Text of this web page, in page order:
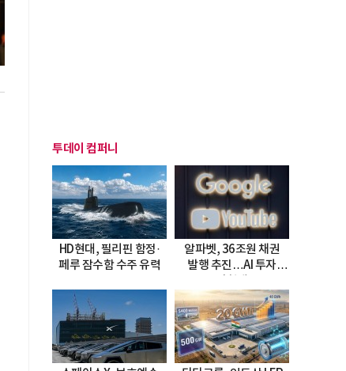
투데이 컴퍼니
HD현대, 필리핀 함정·
페루 잠수함 수주 유력
알파벳, 36조원 채권
발행 추진…AI 투자